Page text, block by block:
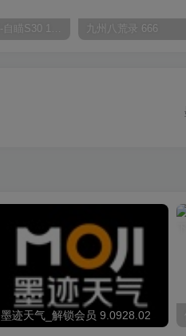
和平精英-自瞄S30 1.0.0
九州八荒录 666
墨迹天气_解锁会员 9.0928.02